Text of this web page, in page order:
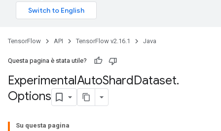
TensorFlow API TensorFlow v2.16.1 Java
Questa pagina è stata utile?
ExperimentalAutoShardDataset.
Options
Su questa pagina